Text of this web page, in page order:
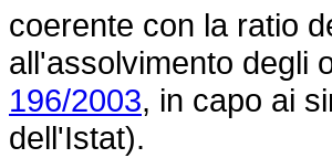
coerente con la ratio
all'assolvimento degli
196/2003, in capo ai
dell'Istat).